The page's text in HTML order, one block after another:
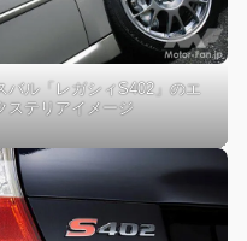
バル「レガシィS402」のエ
ステリアイメージ